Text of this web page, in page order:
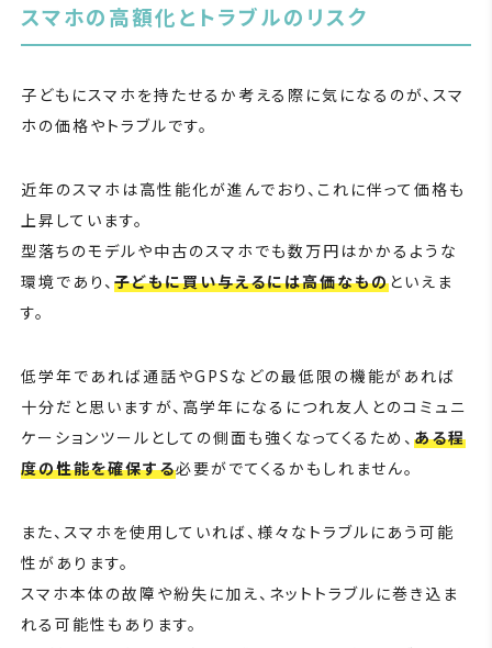
スマホの高額化とトラブルのリスク
子どもにスマホを持たせるか考える際に気になるのが、スマ
ホの価格やトラブルです。
近年のスマホは高性能化が進んでおり、これに伴って価格も
上昇しています。
型落ちのモデルや中古のスマホでも数万円はかかるような
環境であり、 子どもに買い与えるには高価なものといえま
す。
低学年であれば通話やGPSなどの最低限の機能があれば
十分だと思いますが、高学年になるにつれ友人とのコミュニ
ケーションツールとしての側面も強くなってくるため、 ある程
度の性能を確保する必要がでてくるかもしれません。
また、スマホを使用していれば、様々なトラブルにあう可能
性があります。
スマホ本体の故障や紛失に加え、ネットトラブルに巻き込ま
れる可能性もあります。